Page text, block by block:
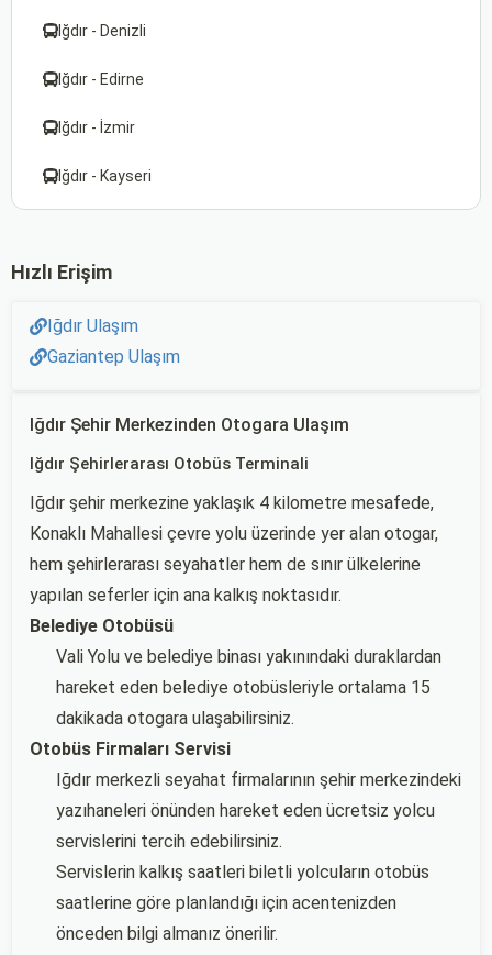
Iğdır - Denizli
Iğdır - Edirne
Iğdır - İzmir
Iğdır - Kayseri
Hızlı Erişim
Iğdır Ulaşım
Gaziantep Ulaşım
Iğdır Şehir Merkezinden Otogara Ulaşım
Iğdır Şehirlerarası Otobüs Terminali
Iğdır şehir merkezine yaklaşık 4 kilometre mesafede,
Konaklı Mahallesi çevre yolu üzerinde yer alan otogar,
hem şehirlerarası seyahatler hem de sınır ülkelerine
yapılan seferler için ana kalkış noktasıdır.
Belediye Otobüsü
Vali Yolu ve belediye binası yakınındaki duraklardan
hareket eden belediye otobüsleriyle ortalama 15
dakikada otogara ulaşabilirsiniz.
Otobüs Firmaları Servisi
Iğdır merkezli seyahat firmalarının şehir merkezindeki
yazıhaneleri önünden hareket eden ücretsiz yolcu
servislerini tercih edebilirsiniz.
Servislerin kalkış saatleri biletli yolcuların otobüs
saatlerine göre planlandığı için acentenizden
önceden bilgi almanız önerilir.